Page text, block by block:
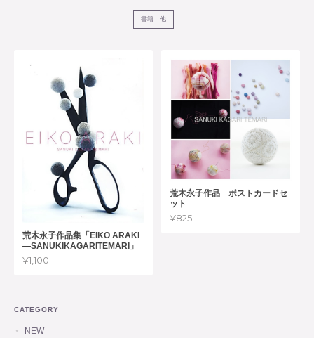
書籍 他
荒木永子作品集「EIKO ARAKI
―SANUKIKAGARITEMARI」
¥1,100
荒木永子作品 ポストカードセ
ット
¥825
CATEGORY
NEW